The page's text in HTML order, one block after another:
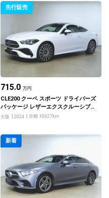
先行販売
715.0 万円
CLE200 クーペ スポーツ ドライバーズ
パッケージ レザーエクスクルーシブパ
ッケージ
大阪 2024 距離 10,627km
新着